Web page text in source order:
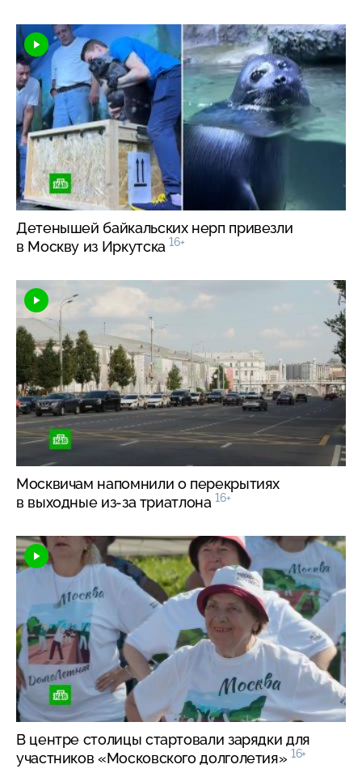
Детенышей байкальских нерп привезли
в Москву из Иркутска 16+
Москвичам напомнили о перекрытиях
в выходные из-за триатлона 16+
В центре столицы стартовали зарядки для
участников «Московского долголетия» 16+